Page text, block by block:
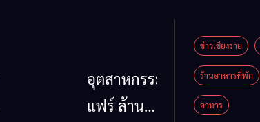
อุตสาหกรรม
แฟร์ ล้าน
ข่าวเชียงราย
ร้านอาหารที่พัก
อาหาร